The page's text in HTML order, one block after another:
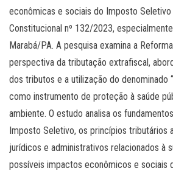
econômicas e sociais do Imposto
Constitucional nº 132/2023,
Marabá/PA. A pesquisa examina a
perspectiva da tributação extrafiscal,
dos tributos e a utilização do denominado
como instrumento de proteção à saúde
ambiente. O estudo analisa os
Imposto Seletivo, os princípios tributários
jurídicos e administrativos relacionados à
possíveis impactos econômicos e sociais